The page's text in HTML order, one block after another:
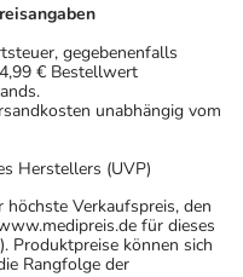
gegebenenfalls
€ Bestellwert
unabhängig vom
Herstellers (UVP)
höchste Verkaufspreis, den
für dieses
Produktpreise können sich
Rangfolge der